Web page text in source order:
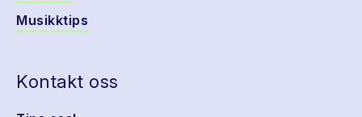
Musikktips
Kontakt oss